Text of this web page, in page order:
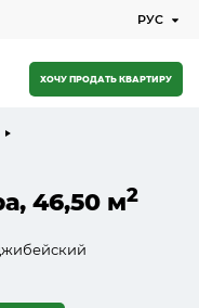
ХОЧУ ПРОДАТЬ КВАРТИРУ
46,50 м2